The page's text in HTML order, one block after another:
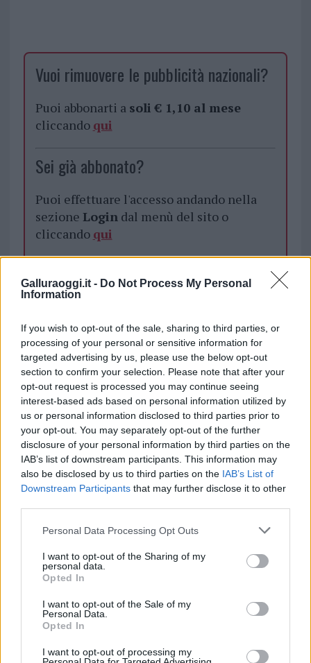
Galluraoggi.it - Do Not Process My Personal
Information
If you wish to opt-out of the sale, sharing to third parties, or
processing of your personal or sensitive information for
targeted advertising by us, please use the below opt-out
section to confirm your selection. Please note that after your
opt-out request is processed you may continue seeing
interest-based ads based on personal information utilized by
us or personal information disclosed to third parties prior to
your opt-out. You may separately opt-out of the further
disclosure of your personal information by third parties on the
IAB’s list of downstream participants. This information may
also be disclosed by us to third parties on the IAB’s List of
Downstream Participants that may further disclose it to other
Please note that this website/app uses one or more Google
not limited to your visit or usage behaviour. You may click to
grant or deny consent to Google and its third-party tags to
use your data for below specified purposes in below Google
consent section.
Personal Data Processing Opt Outs
I want to opt-out of the Sharing of my
personal data.
Opted In
I want to opt-out of the Sale of my
Personal Data.
Opted In
I want to opt-out of processing my
Vuoi rimuovere le pubblicità nazionali?
Puoi abbonarti a soli € 1,10 al mese
cliccando qui
Sei già abbonato?
Puoi effettuare l'accesso andando nella
sezione Logindal menù del sito o
cliccando qui
TEMI: Abitanti Arzachena
Abitanti Olbia
Comune Di Olbia
Istat Olbia Spopolamento Olbia
Inviaci le tue segnalazioni,
i tuoi video e le tue foto
Su WhatsApp al numero +39
345 356 7512
Notizie in tempo reale?
Entra nel canale telegram di
GalluraOggi.it